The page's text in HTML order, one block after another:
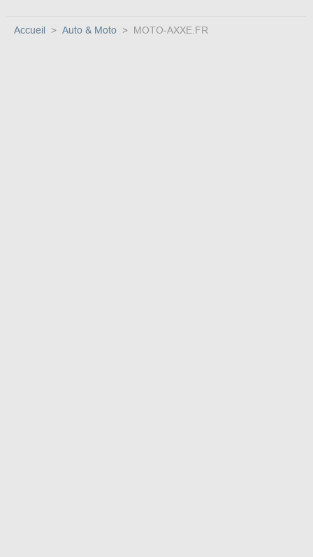
Accueil Auto & Moto MOTO-AXXE.FR